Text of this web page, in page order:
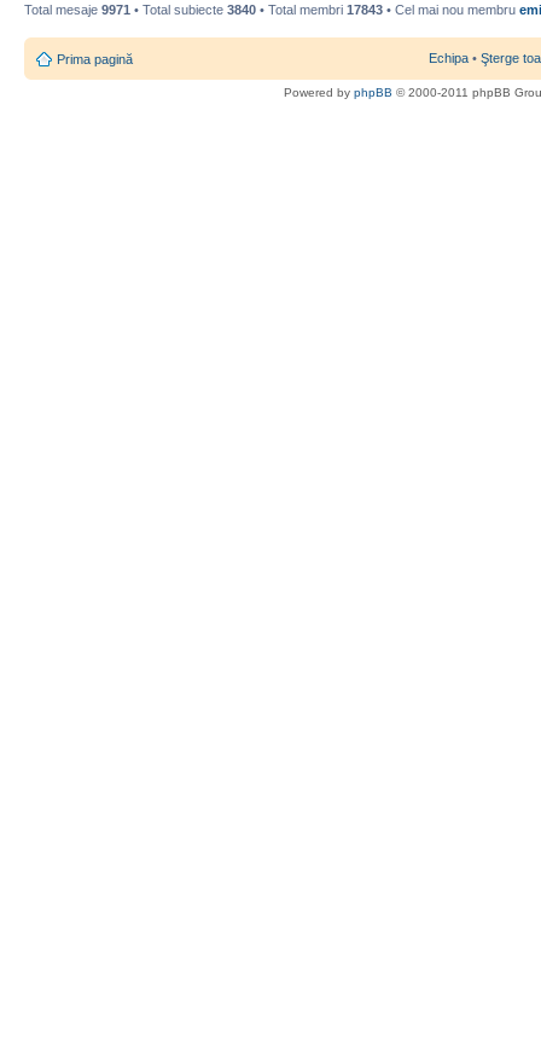
Total mesaje 9971 • Total subiecte 3840 • Total membri 17843 • Cel mai nou membru
Prima pagină Echipa • Şterge
Powered by phpBB © 2000-2011 phpBB